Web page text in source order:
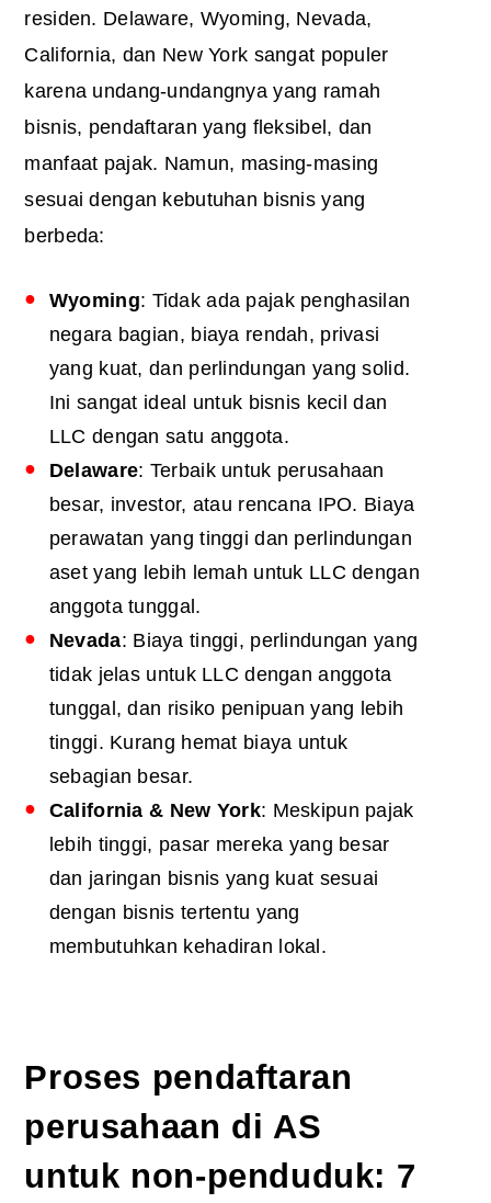
residen. Delaware, Wyoming, Nevada,
California, dan New York sangat populer
karena undang-undangnya yang ramah
bisnis, pendaftaran yang fleksibel, dan
manfaat pajak. Namun, masing-masing
sesuai dengan kebutuhan bisnis yang
berbeda:
Wyoming: Tidak ada pajak penghasilan
negara bagian, biaya rendah, privasi
yang kuat, dan perlindungan yang solid.
Ini sangat ideal untuk bisnis kecil dan
LLC dengan satu anggota.
Delaware: Terbaik untuk perusahaan
besar, investor, atau rencana IPO. Biaya
perawatan yang tinggi dan perlindungan
aset yang lebih lemah untuk LLC dengan
anggota tunggal.
Nevada: Biaya tinggi, perlindungan yang
tidak jelas untuk LLC dengan anggota
tunggal, dan risiko penipuan yang lebih
tinggi. Kurang hemat biaya untuk
sebagian besar.
California & New York: Meskipun pajak
lebih tinggi, pasar mereka yang besar
dan jaringan bisnis yang kuat sesuai
dengan bisnis tertentu yang
membutuhkan kehadiran lokal.
Proses pendaftaran
perusahaan di AS
untuk non-penduduk: 7